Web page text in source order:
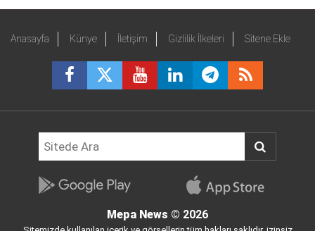
Anasayfa Künye İletişim Gizlilik İlkeleri Sitene Ekle
Mepa News © 2026